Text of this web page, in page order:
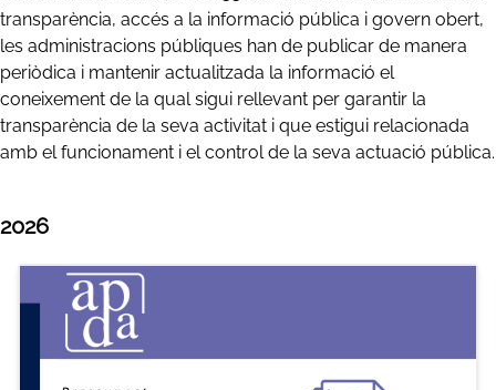
transparència, accés a la informació pública i govern obert,
les administracions públiques han de publicar de manera
periòdica i mantenir actualitzada la informació el
coneixement de la qual sigui rellevant per garantir la
transparència de la seva activitat i que estigui relacionada
amb el funcionament i el control de la seva actuació pública.
2026